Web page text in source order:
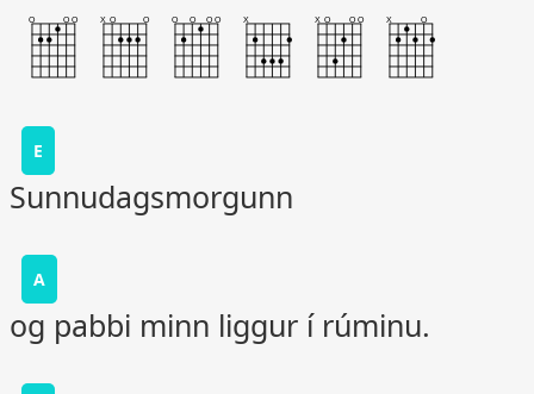
E
Sunnudagsmorgunn
A
og pabbi minn liggur í rúminu.